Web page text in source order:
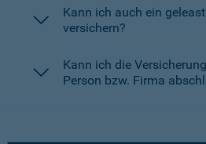
Kann ich auch ein
versichern?
Kann ich die
Person bzw. Firma